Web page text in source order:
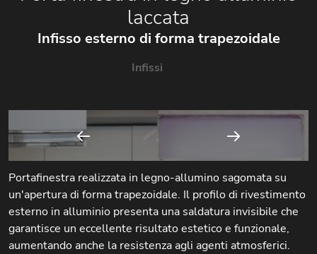
laccata
Infisso esterno di forma trapezoidale
Infissi
Portafinestra realizzata in legno-allumino sagomata su
un'apertura di forma trapezoidale. Il profilo di rivestimento
esterno in alluminio presenta una saldatura invisibile che
garantisce un eccellente risultato estetico e funzionale,
aumentando anche la resistenza agli agenti atmosferici.